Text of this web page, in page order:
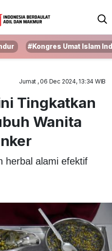
#Kongres Umat Islam
Jumat , 06 Dec 2024, 13:34 WIB
Tingkatkan
Wanita
herbal alami efektif